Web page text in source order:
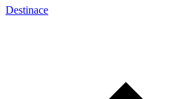
Destinace